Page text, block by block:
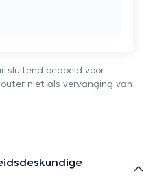
bedoeld voor
niet als vervanging van